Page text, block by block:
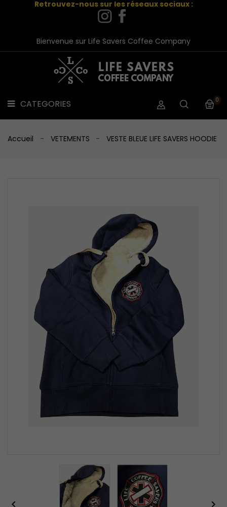
Retrouvez-nous sur les réseaux sociaux :
Bienvenue sur Life Savers Coffee Company
CATEGORIES 0
LINE
VETEMENTS
ACCESSOIRES

CONTACT
Accueil VETEMENTS VESTE BLEUE LIFE SAVERS HOODIE